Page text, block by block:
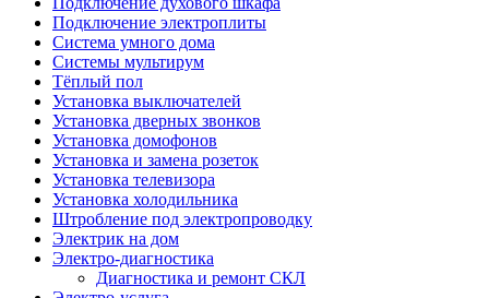
Подключение электроплиты
Система умного дома
Системы мультирум
Тёплый пол
Установка выключателей
Установка дверных звонков
Установка домофонов
Установка и замена розеток
Установка телевизора
Установка холодильника
Штробление под электропроводку
Электрик на дом
Электро-диагностика
Диагностика и ремонт СКЛ